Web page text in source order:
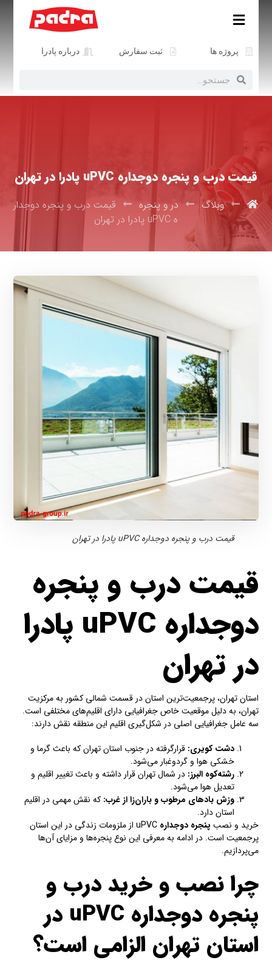
پروژه ها ثبت سفارش درباره پادرا
قیمت درب و پنجره دوجداره uPVC پادرا در تهران
وبلاگ در و پنجره
قیمت درب و پنجره دوجدار
ه uPVC پادرا در تهران
قیمت درب و پنجره دوجداره uPVC پادرا در تهران
قیمت درب و پنجره
دوجداره uPVC پادرا
در تهران
استان تهران، پرجمعیت‌ترین استان در قسمت شمالی کشور به مرکزیت
تهران، به دلیل موقعیت خاص جغرافیایی دارای اقلیم‌های مختلفی است.
سه عامل جغرافیایی اصلی در شکل‌گیری اقلیم این منطقه نقش دارند:
دشت کویری: قرارگرفته در جنوب استان تهران که باعث گرما و
خشکی هوا و گردوغبار می‌شود.
رشته‌کوه البرز: در شمال تهران قرار داشته و باعث تغییر اقلیم و
تعدیل هوا می‌شود.
وزش بادهای مرطوب و باران‌زا از غرب: که نقش مهمی در اقلیم
استان دارد.
خرید و نصب پنجره دوجداره
uPVC از ملزومات زندگی در این استان
پرجمعیت است. در ادامه به معرفی این نوع پنجره‌ها و مزایای آن‌ها
می‌پردازیم.
چرا نصب و خرید درب و
پنجره دوجداره uPVC در
استان تهران الزامی است؟